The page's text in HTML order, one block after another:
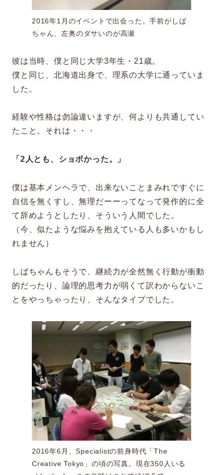
2016年1月のイベントで出会った。手前がしば
ちゃん、左奥のダサいのが高瀬
彼は当時、僕と同じ大学3年生・21歳。
僕と同じ、北海道出身で、理系の大学に通っていま
した。
経験や性格は勿論違いますが、何よりも共通してい
たこと。それは・・・
「2人とも、ショボかった。」
僕は基本メンヘラで、出来ないことまみれですぐに
自信を無くすし、無理だーーってなって発作的に全
て辞めようとしたり、そういう人間でした。
（今、似たような悩みを抱えている人も多いかもし
れません）
しばちゃんもそうで、継続力が全然無く行動が衝動
的だったり、論理的思考力が弱くて訳わからないこ
とをやっちゃったり、そんなタイプでした。
2016年6月、Specialistの前身時代「The
Creative Tokyo」の頃の写真。現在350人いる